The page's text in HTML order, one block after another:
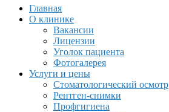
Главная
О клинике
Вакансии
Лицензии
Уголок пациента
Фотогалерея
Услуги и цены
Стоматологический осмотр
Рентген-снимки
Профгигиена